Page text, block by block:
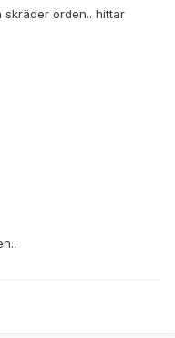
skräder orden.. hittar